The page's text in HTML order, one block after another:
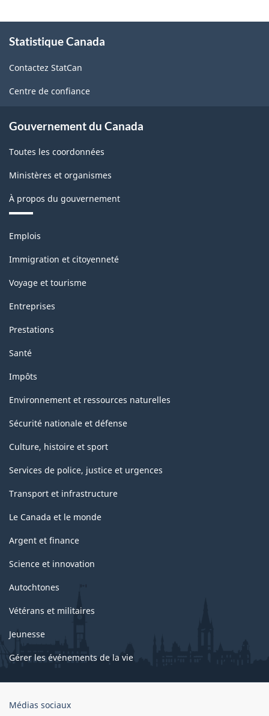
propos
ce
site
Statistique Canada
Contactez StatCan
Centre de confiance
Gouvernement du Canada
Toutes les coordonnées
Ministères et organismes
À propos du gouvernement
Thèmes
sujets
Emplois
Immigration et citoyenneté
Voyage et tourisme
Entreprises
Prestations
Santé
Impôts
Environnement et ressources naturelles
Sécurité nationale et défense
Culture, histoire et sport
Services de police, justice et urgences
Transport et infrastructure
Le Canada et le monde
Argent et finance
Science et innovation
Autochtones
Vétérans et militaires
Jeunesse
Gérer les événements de la vie
Organisation
Médias sociaux